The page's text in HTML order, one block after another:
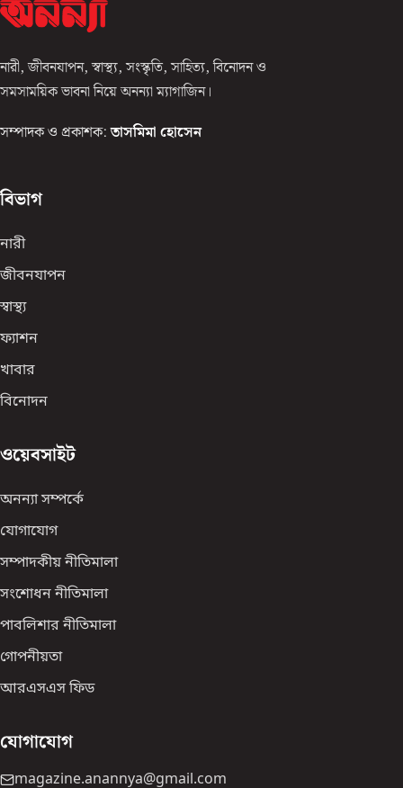
নারী, জীবনযাপন, স্বাস্থ্য, সংস্কৃতি, সাহিত্য, বিনোদন ও
সমসাময়িক ভাবনা নিয়ে অনন্যা ম্যাগাজিন।
সম্পাদক ও প্রকাশক: তাসমিমা হোসেন
বিভাগ
নারী
জীবনযাপন
স্বাস্থ্য
ফ্যাশন
খাবার
বিনোদন
ওয়েবসাইট
অনন্যা সম্পর্কে
যোগাযোগ
সম্পাদকীয় নীতিমালা
সংশোধন নীতিমালা
পাবলিশার নীতিমালা
গোপনীয়তা
আরএসএস ফিড
যোগাযোগ
magazine.anannya@gmail.com